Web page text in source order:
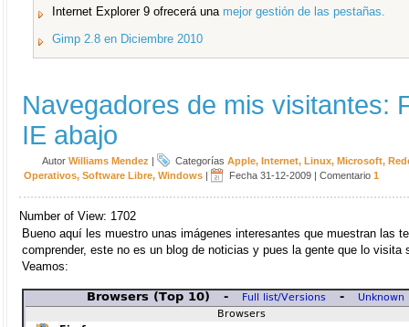
Internet Explorer 9 ofrecerá una mejor gestión de las pestañas.
Gimp 2.8 en Diciembre 2010
Navegadores de mis visitantes:
IE abajo
Autor Williams Mendez | Categorías Apple, Internet, Linux, Microsoft,
Operativos, Software Libre, Windows | Fecha 31-12-2009 | Comentario 1
Number of View: 1702
Bueno aquí les muestro unas imágenes interesantes que muestran las
comprender, este no es un blog de noticias y pues la gente que lo visita
Veamos: